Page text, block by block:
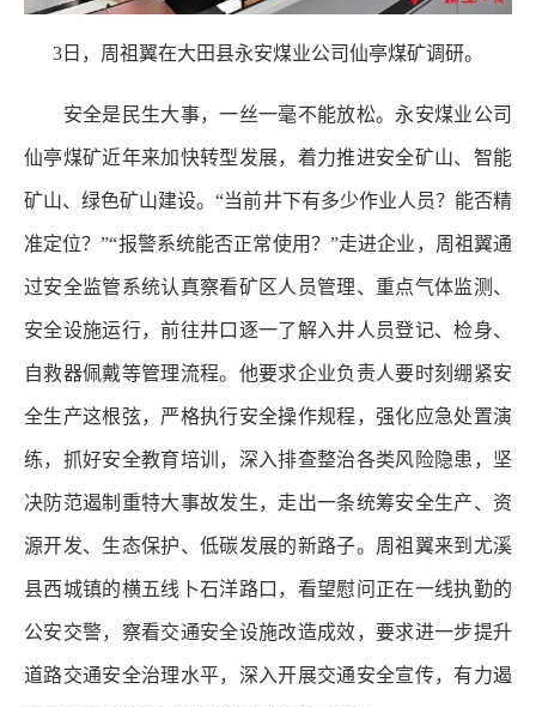
3日，周祖翼在大田县永安煤业公司仙亭煤矿调研。
安全是民生大事，一丝一毫不能放松。永安煤业公司
仙亭煤矿近年来加快转型发展，着力推进安全矿山、智能
矿山、绿色矿山建设。“当前井下有多少作业人员？能否精
准定位？”“报警系统能否正常使用？”走进企业，周祖翼通
过安全监管系统认真察看矿区人员管理、重点气体监测、
安全设施运行，前往井口逐一了解入井人员登记、检身、
自救器佩戴等管理流程。他要求企业负责人要时刻绷紧安
全生产这根弦，严格执行安全操作规程，强化应急处置演
练，抓好安全教育培训，深入排查整治各类风险隐患，坚
决防范遏制重特大事故发生，走出一条统筹安全生产、资
源开发、生态保护、低碳发展的新路子。周祖翼来到尤溪
县西城镇的横五线卜石洋路口，看望慰问正在一线执勤的
公安交警，察看交通安全设施改造成效，要求进一步提升
道路交通安全治理水平，深入开展交通安全宣传，有力遏